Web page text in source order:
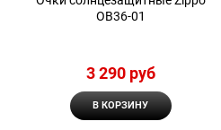
OB36-01
3 290 руб
В КОРЗИНУ